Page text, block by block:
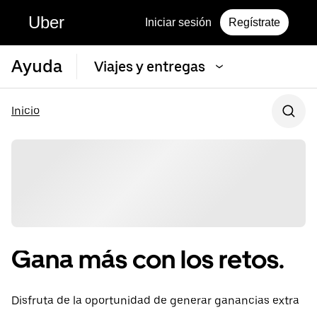
Uber Iniciar sesión Regístrate
Ayuda Viajes y entregas
Inicio
Gana más con los retos.
Disfruta de la oportunidad de generar ganancias extra